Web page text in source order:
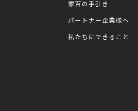
家百の手引き
パートナー企業様へ
私たちにできること